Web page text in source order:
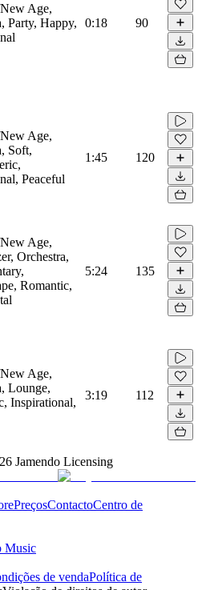
Age,
Party, Happy,
0:18 90
Age,
Soft,
Peaceful
1:45 120
Age,
Orchestra,
Romantic,
5:24 135
Age,
Lounge,
Inspirational,
3:19 112
Jamendo Licensing
PreçosContactoCentro de
Music
de vendaPolítica de